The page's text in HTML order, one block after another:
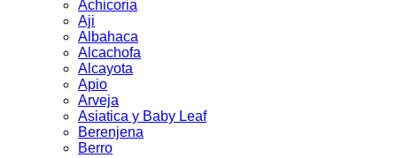
Achicoria
Aji
Albahaca
Alcachofa
Alcayota
Apio
Arveja
Asiatica y Baby Leaf
Berenjena
Berro